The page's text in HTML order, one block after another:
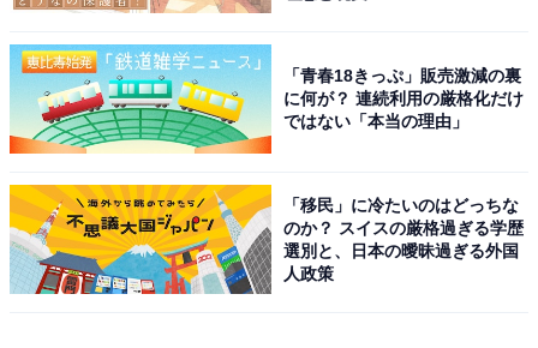
「青春18きっぷ」販売激減の裏
に何が？ 連続利用の厳格化だけ
ではない「本当の理由」
「移民」に冷たいのはどっちな
のか？ スイスの厳格過ぎる学歴
選別と、日本の曖昧過ぎる外国
人政策